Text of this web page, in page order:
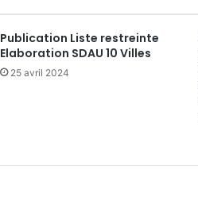
Publication Liste restreinte
Elaboration SDAU 10 Villes
25 avril 2024